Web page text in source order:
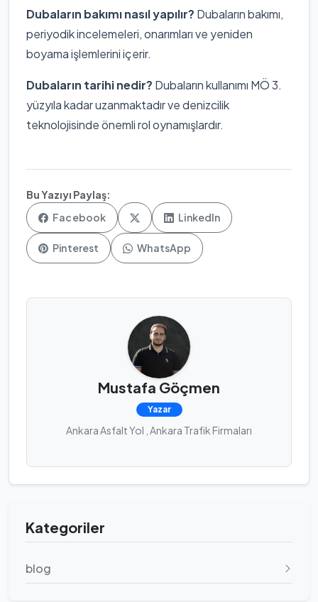
Dubaların bakımı nasıl yapılır? Dubaların bakımı,
periyodik incelemeleri, onarımları ve yeniden
boyama işlemlerini içerir.
Dubaların tarihi nedir? Dubaların kullanımı MÖ 3.
yüzyıla kadar uzanmaktadır ve denizcilik
teknolojisinde önemli rol oynamışlardır.
Bu Yazıyı Paylaş:
Facebook
LinkedIn
Pinterest WhatsApp
Mustafa Göçmen
Yazar
Ankara Asfalt Yol , Ankara Trafik Firmaları
Kategoriler
blog